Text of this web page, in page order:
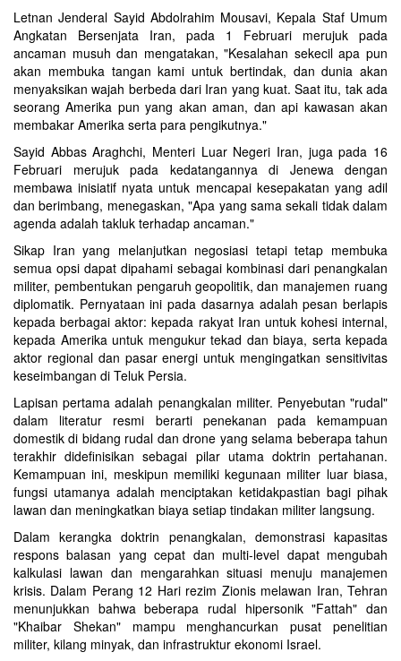
Letnan Jenderal Sayid Abdolrahim Mousavi, Kepala Staf Umum
Angkatan Bersenjata Iran, pada 1 Februari merujuk pada
ancaman musuh dan mengatakan, "Kesalahan sekecil apa pun
akan membuka tangan kami untuk bertindak, dan dunia akan
menyaksikan wajah berbeda dari Iran yang kuat. Saat itu, tak ada
seorang Amerika pun yang akan aman, dan api kawasan akan
membakar Amerika serta para pengikutnya."
Sayid Abbas Araghchi, Menteri Luar Negeri Iran, juga pada 16
Februari merujuk pada kedatangannya di Jenewa dengan
membawa inisiatif nyata untuk mencapai kesepakatan yang adil
dan berimbang, menegaskan, "Apa yang sama sekali tidak dalam
agenda adalah takluk terhadap ancaman."
Sikap Iran yang melanjutkan negosiasi tetapi tetap membuka
semua opsi dapat dipahami sebagai kombinasi dari penangkalan
militer, pembentukan pengaruh geopolitik, dan manajemen ruang
diplomatik. Pernyataan ini pada dasarnya adalah pesan berlapis
kepada berbagai aktor: kepada rakyat Iran untuk kohesi internal,
kepada Amerika untuk mengukur tekad dan biaya, serta kepada
aktor regional dan pasar energi untuk mengingatkan sensitivitas
keseimbangan di Teluk Persia.
Lapisan pertama adalah penangkalan militer. Penyebutan "rudal"
dalam literatur resmi berarti penekanan pada kemampuan
domestik di bidang rudal dan drone yang selama beberapa tahun
terakhir didefinisikan sebagai pilar utama doktrin pertahanan.
Kemampuan ini, meskipun memiliki kegunaan militer luar biasa,
fungsi utamanya adalah menciptakan ketidakpastian bagi pihak
lawan dan meningkatkan biaya setiap tindakan militer langsung.
Dalam kerangka doktrin penangkalan, demonstrasi kapasitas
respons balasan yang cepat dan multi-level dapat mengubah
kalkulasi lawan dan mengarahkan situasi menuju manajemen
krisis. Dalam Perang 12 Hari rezim Zionis melawan Iran, Tehran
menunjukkan bahwa beberapa rudal hipersonik "Fattah" dan
"Khaibar Shekan" mampu menghancurkan pusat penelitian
militer, kilang minyak, dan infrastruktur ekonomi Israel.